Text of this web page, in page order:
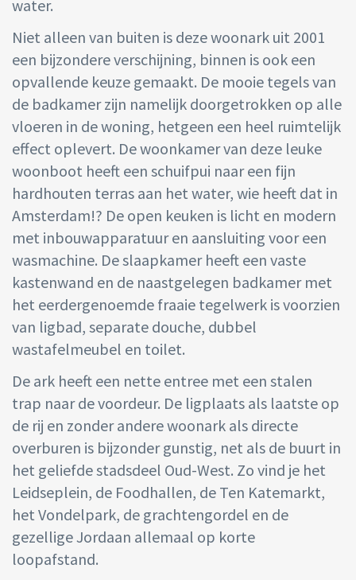
water.
Niet alleen van buiten is deze woonark uit 2001
een bijzondere verschijning, binnen is ook een
opvallende keuze gemaakt. De mooie tegels van
de badkamer zijn namelijk doorgetrokken op alle
vloeren in de woning, hetgeen een heel ruimtelijk
effect oplevert. De woonkamer van deze leuke
woonboot heeft een schuifpui naar een fijn
hardhouten terras aan het water, wie heeft dat in
Amsterdam!? De open keuken is licht en modern
met inbouwapparatuur en aansluiting voor een
wasmachine. De slaapkamer heeft een vaste
kastenwand en de naastgelegen badkamer met
het eerdergenoemde fraaie tegelwerk is voorzien
van ligbad, separate douche, dubbel
wastafelmeubel en toilet.
De ark heeft een nette entree met een stalen
trap naar de voordeur. De ligplaats als laatste op
de rij en zonder andere woonark als directe
overburen is bijzonder gunstig, net als de buurt in
het geliefde stadsdeel Oud-West. Zo vind je het
Leidseplein, de Foodhallen, de Ten Katemarkt,
het Vondelpark, de grachtengordel en de
gezellige Jordaan allemaal op korte
loopafstand.